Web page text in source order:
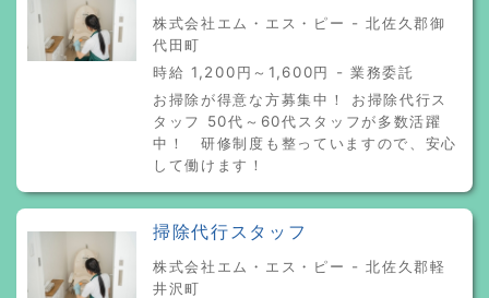
株式会社エム・エス・ピー - 北佐久郡御
代田町
時給 1,200円～1,600円 - 業務委託
お掃除が得意な方募集中！ お掃除代行ス
タッフ 50代～60代スタッフが多数活躍
中！ 研修制度も整っていますので、安心
して働けます！
掃除代行スタッフ
株式会社エム・エス・ピー - 北佐久郡軽
井沢町